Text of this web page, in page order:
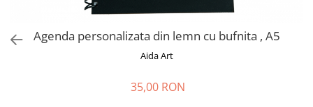
Decoratiuni Paste
Insigne / Brose
Cadouri absolvire
Agenda personalizata din lemn cu bufnita , A5
Aida Art
35,00 RON